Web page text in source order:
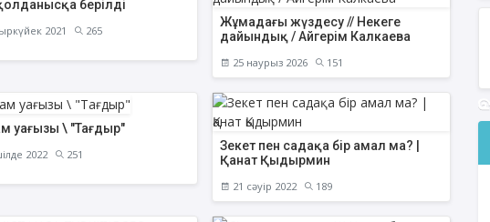
қолданысқа берілді
2021 265
Жұмадағы жүздесу // Некеге
дайындық / Айгерім Калкаева
25 наурыз 2026 151
уағызы \ "Тағдыр"
2022 251
Зекет пен садақа бір амал ма? |
Қанат Қыдырмин
21 сәуір 2022 189
АҚИДА ДӘРІСТЕРІ ФИҚҺ ДӘРІСТЕРІ